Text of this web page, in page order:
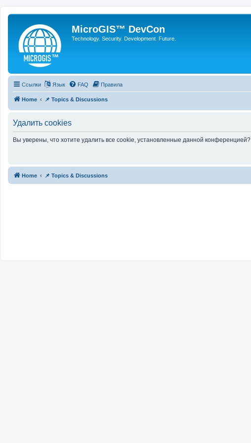
MicroGIS™ DevCon
Technology. Security. Development. Future.
Ссылки Язык FAQ Правила
Home 📌 Topics & Discussions
Удалить cookies
Вы уверены, что хотите удалить все cookie, установленные данной конференцией?
Home 📌 Topics & Discussions